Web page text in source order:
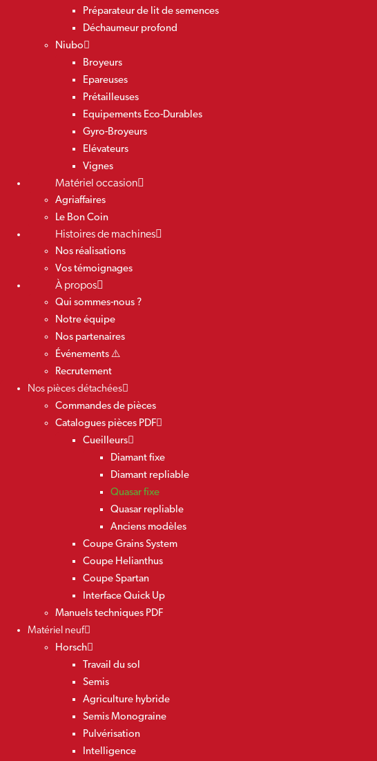
Préparateur de lit de semences
Déchaumeur profond
Niubo
Broyeurs
Epareuses
Prétailleuses
Equipements Eco-Durables
Gyro-Broyeurs
Elévateurs
Vignes
Matériel occasion
Agriaffaires
Le Bon Coin
Histoires de machines
Nos réalisations
Vos témoignages
À propos
Qui sommes-nous ?
Notre équipe
Nos partenaires
Événements ⚠️
Recrutement
Nos pièces détachées
Commandes de pièces
Catalogues pièces PDF
Cueilleurs
Diamant fixe
Diamant repliable
Quasar fixe
Quasar repliable
Anciens modèles
Coupe Grains System
Coupe Helianthus
Coupe Spartan
Interface Quick Up
Manuels techniques PDF
Matériel neuf
Horsch
Travail du sol
Semis
Agriculture hybride
Semis Monograine
Pulvérisation
Intelligence